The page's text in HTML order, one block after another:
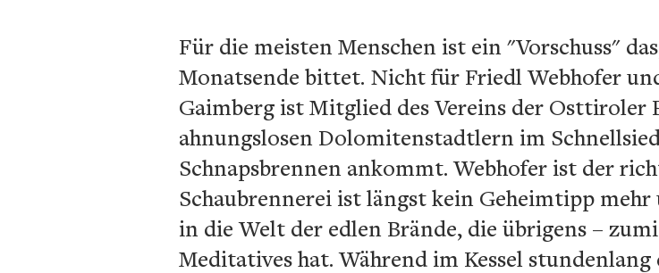
Für die meisten Menschen ist ein "Vorschuss"
Monatsende bittet. Nicht für Friedl Webhofer
Gaimberg ist Mitglied des Vereins der
ahnungslosen Dolomitenstadtlern im
Schnapsbrennen ankommt. Webhofer ist der
Schaubrennerei ist längst kein Geheimtipp
in die Welt der edlen Brände, die übrigens –
Meditatives hat. Während im Kessel